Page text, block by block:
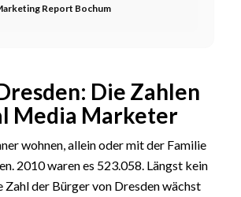
Report Bochum
Die Zahlen
Media Marketer
wohnen, allein oder mit der Familie
2010 waren es 523.058. Längst kein
Zahl der Bürger von Dresden wächst